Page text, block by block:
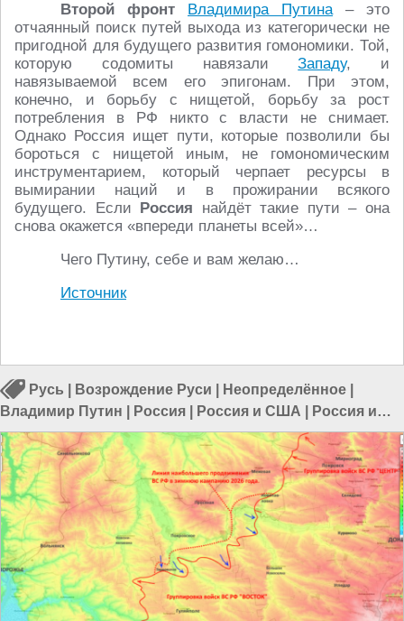
Второй фронт
Владимира Путина– это
отчаянный поиск путей выхода из категорически не
пригодной для будущего развития гомономики. Той,
которую содомиты навязалиЗападу, и
навязываемой всем его эпигонам. При этом,
конечно, и борьбу с нищетой, борьбу за рост
потребления в РФ никто с власти не снимает.
Однако Россия ищет пути, которые позволили бы
бороться с нищетой иным, не гомономическим
инструментарием, который черпает ресурсы в
вымирании наций и в прожирании всякого
будущего. Если Россия найдёт такие пути – она
снова окажется «впереди планеты всей»…
Чего Путину, себе и вам желаю…
Источник
Русь Возрождение Руси Неопределённое
Владимир Путин
Россия Россия и США
Россия и
Европа